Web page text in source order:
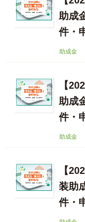
助成
件・
助成金
【
助成
件・
助成金
【
装助
件・